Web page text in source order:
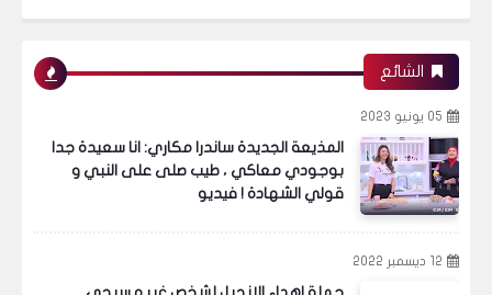
الشائع
05 يونيو 2023
المذيعة الجديدة ساندرا مكاري: انا سعيدة جدا
بوجودي معاكي ، طيب صلى على النبي و
قولي الشهادة ! فيديو
12 ديسمبر 2022